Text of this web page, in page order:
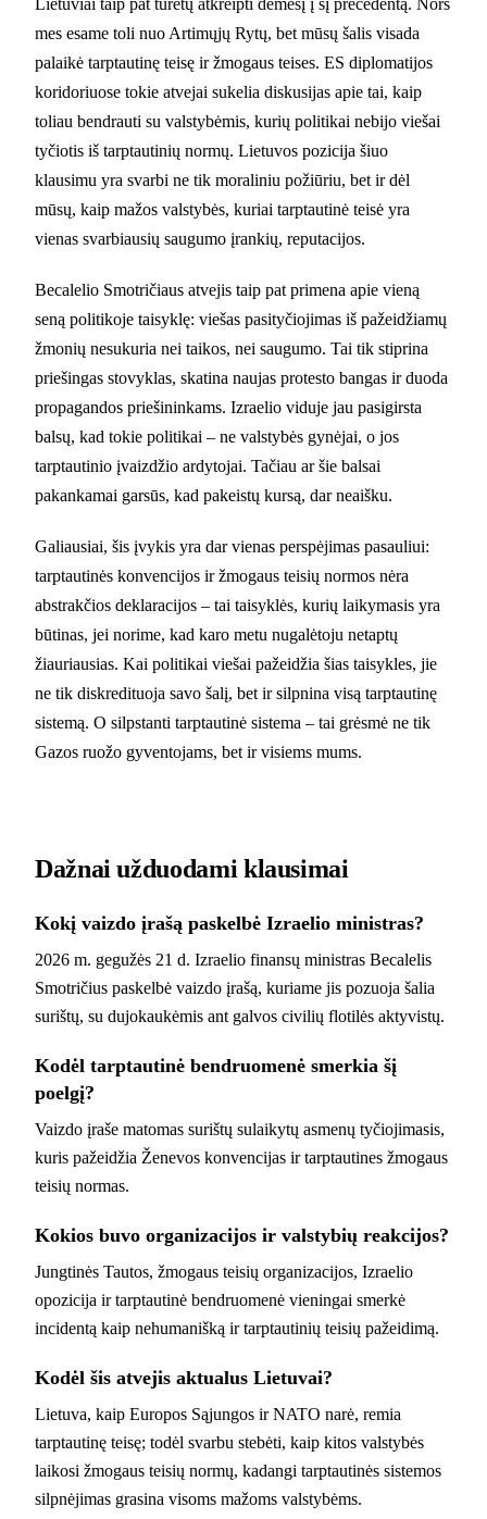
mes esame toli nuo Artimųjų Rytų, bet mūsų šalis visada
palaikė tarptautinę teisę ir žmogaus teises. ES diplomatijos
koridoriuose tokie atvejai sukelia diskusijas apie tai, kaip
toliau bendrauti su valstybėmis, kurių politikai nebijo viešai
tyčiotis iš tarptautinių normų. Lietuvos pozicija šiuo
klausimu yra svarbi ne tik moraliniu požiūriu, bet ir dėl
mūsų, kaip mažos valstybės, kuriai tarptautinė teisė yra
vienas svarbiausių saugumo įrankių, reputacijos.
Becalelio Smotričiaus atvejis taip pat primena apie vieną
seną politikoje taisyklę: viešas pasityčiojimas iš pažeidžiamų
žmonių nesukuria nei taikos, nei saugumo. Tai tik stiprina
priešingas stovyklas, skatina naujas protesto bangas ir duoda
propagandos priešininkams. Izraelio viduje jau pasigirsta
balsų, kad tokie politikai – ne valstybės gynėjai, o jos
tarptautinio įvaizdžio ardytojai. Tačiau ar šie balsai
pakankamai garsūs, kad pakeistų kursą, dar neaišku.
Galiausiai, šis įvykis yra dar vienas perspėjimas pasauliui:
tarptautinės konvencijos ir žmogaus teisių normos nėra
abstrakčios deklaracijos – tai taisyklės, kurių laikymasis yra
būtinas, jei norime, kad karo metu nugalėtoju netaptų
žiauriausias. Kai politikai viešai pažeidžia šias taisykles, jie
ne tik diskredituoja savo šalį, bet ir silpnina visą tarptautinę
sistemą. O silpstanti tarptautinė sistema – tai grėsmė ne tik
Gazos ruožo gyventojams, bet ir visiems mums.
Dažnai užduodami klausimai
Kokį vaizdo įrašą paskelbė Izraelio ministras?
2026 m. gegužės 21 d. Izraelio finansų ministras Becalelis
Smotričius paskelbė vaizdo įrašą, kuriame jis pozuoja šalia
surištų, su dujokaukėmis ant galvos civilių flotilės aktyvistų.
Kodėl tarptautinė bendruomenė smerkia šį
poelgį?
Vaizdo įraše matomas surištų sulaikytų asmenų tyčiojimasis,
kuris pažeidžia Ženevos konvencijas ir tarptautines žmogaus
teisių normas.
Kokios buvo organizacijos ir valstybių reakcijos?
Jungtinės Tautos, žmogaus teisių organizacijos, Izraelio
opozicija ir tarptautinė bendruomenė vieningai smerkė
incidentą kaip nehumanišką ir tarptautinių teisių pažeidimą.
Kodėl šis atvejis aktualus Lietuvai?
Lietuva, kaip Europos Sąjungos ir NATO narė, remia
tarptautinę teisę; todėl svarbu stebėti, kaip kitos valstybės
laikosi žmogaus teisių normų, kadangi tarptautinės sistemos
silpnėjimas grasina visoms mažoms valstybėms.